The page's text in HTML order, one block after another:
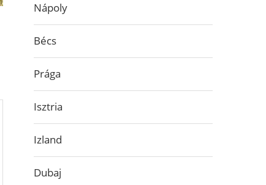
Nápoly
Bécs
Prága
Isztria
Izland
Dubaj